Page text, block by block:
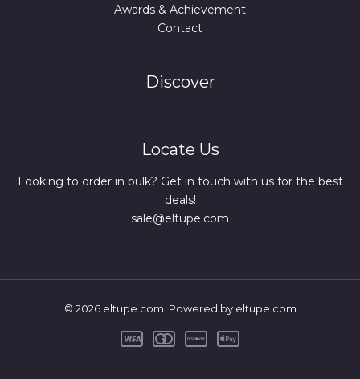
Awards & Achievement
Contact
Discover
Locate Us
Looking to order in bulk? Get in touch with us for the best
deals!
sale@eltupe.com
© 2026 eltupe.com. Powered by eltupe.com